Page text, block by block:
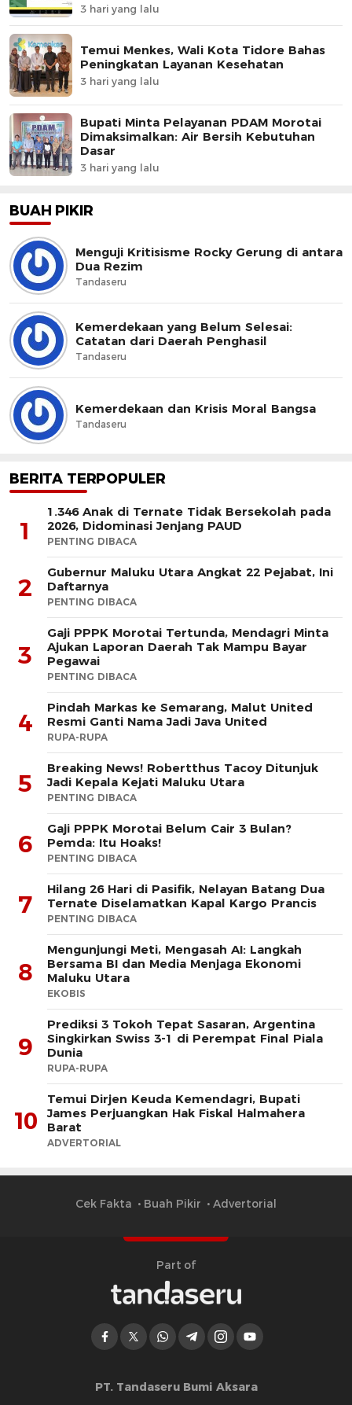
3 hari yang lalu
Temui Menkes, Wali Kota Tidore Bahas
Peningkatan Layanan Kesehatan
3 hari yang lalu
Bupati Minta Pelayanan PDAM Morotai
Dimaksimalkan: Air Bersih Kebutuhan
Dasar
3 hari yang lalu
BUAH PIKIR
Menguji Kritisisme Rocky Gerung di antara
Dua Rezim
Tandaseru
Kemerdekaan yang Belum Selesai:
Catatan dari Daerah Penghasil
Tandaseru
Kemerdekaan dan Krisis Moral Bangsa
Tandaseru
BERITA TERPOPULER
1
1.346 Anak di Ternate Tidak Bersekolah pada
2026, Didominasi Jenjang PAUD
PENTING DIBACA
2
Gubernur Maluku Utara Angkat 22 Pejabat, Ini
Daftarnya
PENTING DIBACA
3
Gaji PPPK Morotai Tertunda, Mendagri Minta
Ajukan Laporan Daerah Tak Mampu Bayar
Pegawai
PENTING DIBACA
4
Pindah Markas ke Semarang, Malut United
Resmi Ganti Nama Jadi Java United
RUPA-RUPA
5
Breaking News! Robertthus Tacoy Ditunjuk
Jadi Kepala Kejati Maluku Utara
PENTING DIBACA
6
Gaji PPPK Morotai Belum Cair 3 Bulan?
Pemda: Itu Hoaks!
PENTING DIBACA
7
Hilang 26 Hari di Pasifik, Nelayan Batang Dua
Ternate Diselamatkan Kapal Kargo Prancis
PENTING DIBACA
8
Mengunjungi Meti, Mengasah AI: Langkah
Bersama BI dan Media Menjaga Ekonomi
Maluku Utara
EKOBIS
9
Prediksi 3 Tokoh Tepat Sasaran, Argentina
Singkirkan Swiss 3-1 di Perempat Final Piala
Dunia
RUPA-RUPA
10
​Temui Dirjen Keuda Kemendagri, Bupati
James Perjuangkan Hak Fiskal Halmahera
Barat
ADVERTORIAL
Cek Fakta Buah Pikir Advertorial
Part of
PT. Tandaseru Bumi Aksara